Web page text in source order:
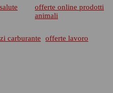
offerte online prodotti
animali
carburante
offerte lavoro